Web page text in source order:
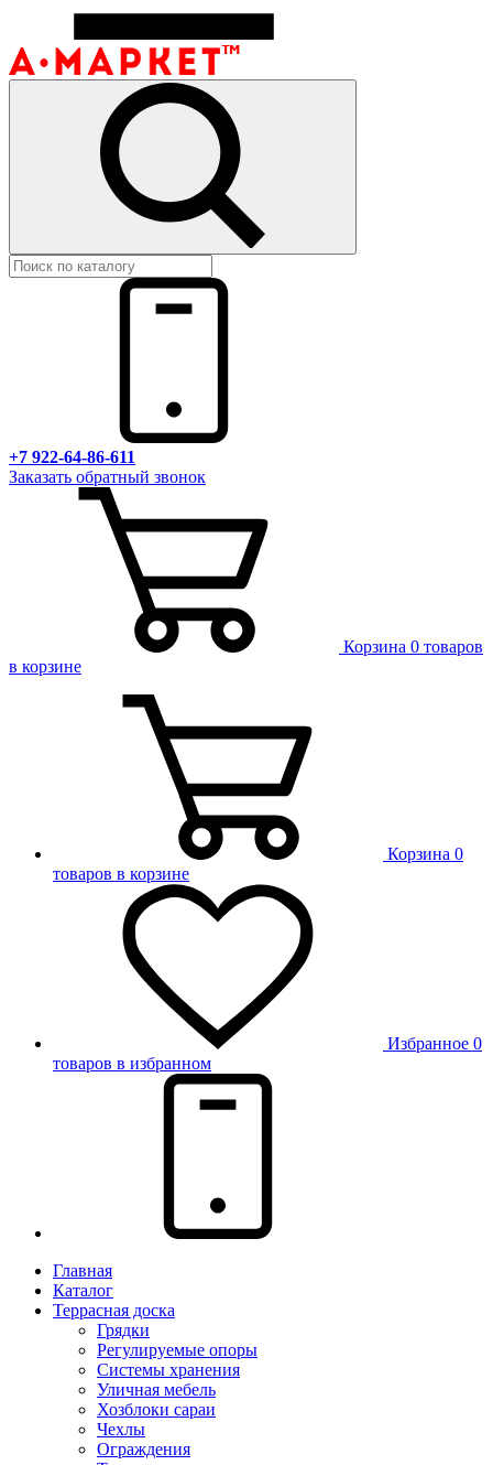
+7 922-64-86-611
Заказать обратный звонок
Корзина 0 товаров
в корзине
Корзина 0
товаров в корзине
Избранное 0
товаров в избранном
Главная
Каталог
Террасная доска
Грядки
Регулируемые опоры
Системы хранения
Уличная мебель
Хозблоки сараи
Чехлы
Ограждения